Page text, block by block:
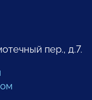
пер., д.7.